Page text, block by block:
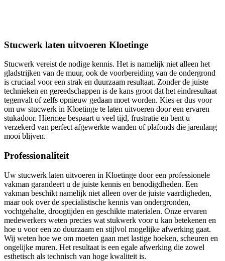
Stucwerk laten uitvoeren Kloetinge
Stucwerk vereist de nodige kennis. Het is namelijk niet alleen het
gladstrijken van de muur, ook de voorbereiding van de ondergrond
is cruciaal voor een strak en duurzaam resultaat. Zonder de juiste
technieken en gereedschappen is de kans groot dat het eindresultaat
tegenvalt of zelfs opnieuw gedaan moet worden. Kies er dus voor
om uw stucwerk in Kloetinge te laten uitvoeren door een ervaren
stukadoor. Hiermee bespaart u veel tijd, frustratie en bent u
verzekerd van perfect afgewerkte wanden of plafonds die jarenlang
mooi blijven.
Professionaliteit
Uw stucwerk laten uitvoeren in Kloetinge door een professionele
vakman garandeert u de juiste kennis en benodigdheden. Een
vakman beschikt namelijk niet alleen over de juiste vaardigheden,
maar ook over de specialistische kennis van ondergronden,
vochtgehalte, droogtijden en geschikte materialen. Onze ervaren
medewerkers weten precies wat stukwerk voor u kan betekenen en
hoe u voor een zo duurzaam en stijlvol mogelijke afwerking gaat.
Wij weten hoe we om moeten gaan met lastige hoeken, scheuren en
ongelijke muren. Het resultaat is een egale afwerking die zowel
esthetisch als technisch van hoge kwaliteit is.